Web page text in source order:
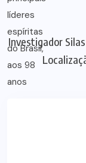
Investigador